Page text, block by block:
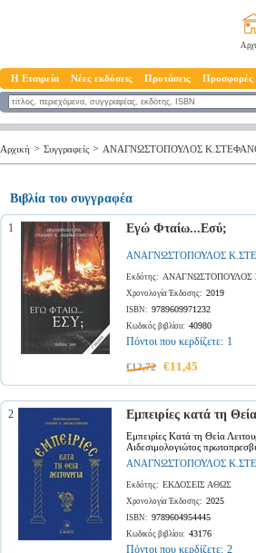
Η Εταιρεία Νέες εκδόσεις Προτάσεις Προσφορές
Αρχική > Συγγραφείς > ΑΝΑΓΝΩΣΤΟΠΟΥΛΟΣ
Βιβλία του συγγραφέα
1 Εγώ Φταίω...Εσύ;
ΑΝΑΓΝΩΣΤΟΠΟΥΛΟΣ
Εκδότης: ΑΝΑΓΝΩΣΤΟΠΟΥΛΟΣ
Χρονολογία Έκδοσης: 2019
ISBN: 9789609971232
Κωδικός βιβλίου: 40980
Πόντοι που κερδίζετε: 1
€12,72 €11,45
2 Εμπειρίες κατά τη
Εμπειρίες Κατά τη Θεία
Αιδεσιμολογιώτος
ΑΝΑΓΝΩΣΤΟΠΟΥΛΟΣ
Εκδότης: ΕΚΔΟΣΕΙΣ ΑΘΩΣ
Χρονολογία Έκδοσης: 2025
ISBN: 9789604954445
Κωδικός βιβλίου: 43176
Πόντοι που κερδίζετε: 2